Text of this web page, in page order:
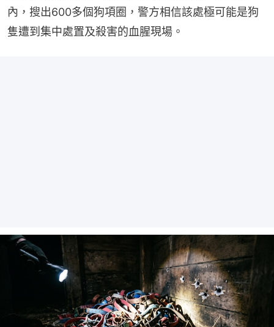
內，搜出600多個狗項圈，警方相信該處極可能是狗
隻遭到集中處置及殺害的血腥現場。